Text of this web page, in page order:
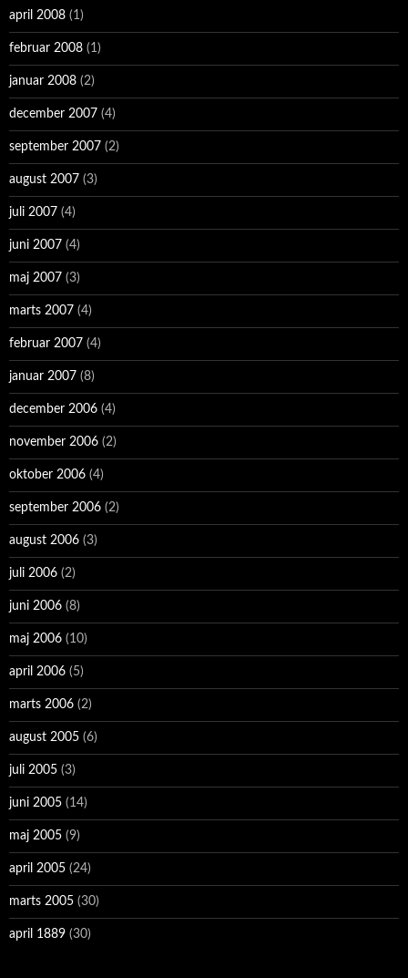
april 2008 (1)
februar 2008 (1)
januar 2008 (2)
december 2007 (4)
september 2007 (2)
august 2007 (3)
juli 2007 (4)
juni 2007 (4)
maj 2007 (3)
marts 2007 (4)
februar 2007 (4)
januar 2007 (8)
december 2006 (4)
november 2006 (2)
oktober 2006 (4)
september 2006 (2)
august 2006 (3)
juli 2006 (2)
juni 2006 (8)
maj 2006 (10)
april 2006 (5)
marts 2006 (2)
august 2005 (6)
juli 2005 (3)
juni 2005 (14)
maj 2005 (9)
april 2005 (24)
marts 2005 (30)
april 1889 (30)